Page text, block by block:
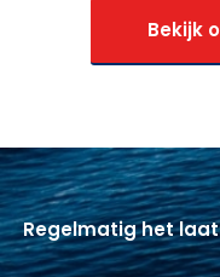
Bekijk
Regelmatig het